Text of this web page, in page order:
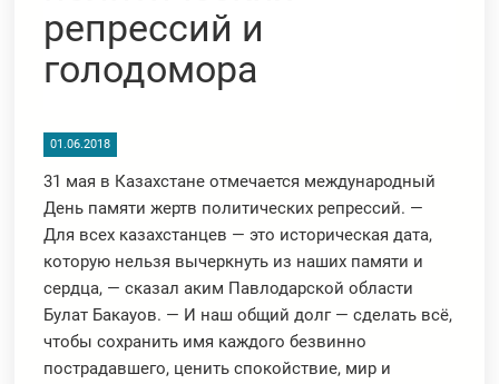
репрессий и
голодомора
01.06.2018
31 мая в Казахстане отмечается международный
День памяти жертв политических репрессий. —
Для всех казахстанцев — это историческая дата,
которую нельзя вычеркнуть из наших памяти и
сердца, — сказал аким Павлодарской области
Булат Бакауов. — И наш общий долг — сделать всё,
чтобы сохранить имя каждого безвинно
пострадавшего, ценить спокойствие, мир и